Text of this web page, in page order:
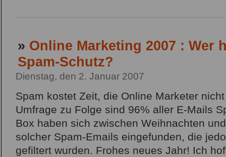
» Online Marketing 2007 : Wer
Spam-Schutz?
Dienstag, den 2. Januar 2007
Spam kostet Zeit, die Online Marketer
Umfrage zu Folge sind 96% aller E-Mails
Box haben sich zwischen Weihnachten
solcher Spam-Emails eingefunden, die
gefiltert wurden. Frohes neues Jahr! Ich